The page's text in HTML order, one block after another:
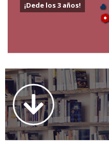
¡Dede los 3 años!